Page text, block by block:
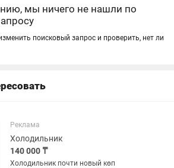
мы ничего не нашли по
поисковый запрос и проверить, нет ли
Реклама
Холодильник
140 000 ₸
Холодильник почти новый көп